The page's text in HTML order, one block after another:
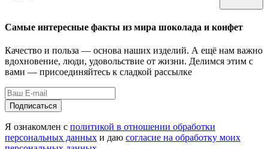
Самые интересные факты из мира шоколада и конфет
Качество и польза — основа наших изделий. А ещё нам важно
вдохновение, люди, удовольствие от жизни. Делимся этим с
вами — присоединяйтесь к сладкой рассылке
Подписаться
Я ознакомлен с политикой в отношении обработки
персональных данных и даю согласие на обработку моих